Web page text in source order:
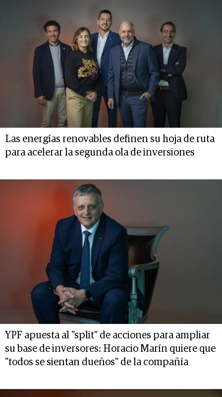
Las energías renovables definen su hoja de ruta
para acelerar la segunda ola de inversiones
YPF apuesta al "split" de acciones para ampliar
su base de inversores: Horacio Marín quiere que
"todos se sientan dueños" de la compañía